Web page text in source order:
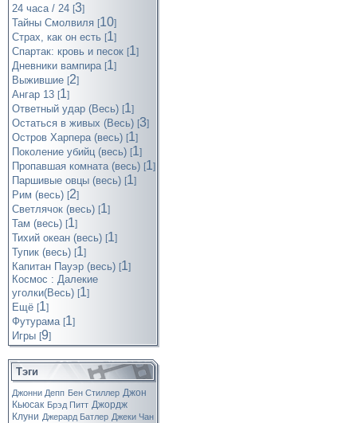
24 часа / 24 [3]
Тайны Смолвиля [10]
Страх, как он есть [1]
Спартак: кровь и песок [1]
Дневники вампира [1]
Выжившие [2]
Ангар 13 [1]
Ответный удар (Весь) [1]
Остаться в живых (Весь) [3]
Остров Харпера (весь) [1]
Поколение убийц (весь) [1]
Пропавшая комната (весь) [1]
Паршивые овцы (весь) [1]
Рим (весь) [2]
Светлячок (весь) [1]
Там (весь) [1]
Тихий океан (весь) [1]
Тупик (весь) [1]
Капитан Пауэр (весь) [1]
Космос : Далекие
уголки(Весь) [1]
Ещё [1]
Футурама [1]
Игры [9]
Тэги
Джонни Депп Бен Стиллер Джон
Кьюсак Брэд Питт Джордж
Клуни Джерард Батлер Джеки Чан